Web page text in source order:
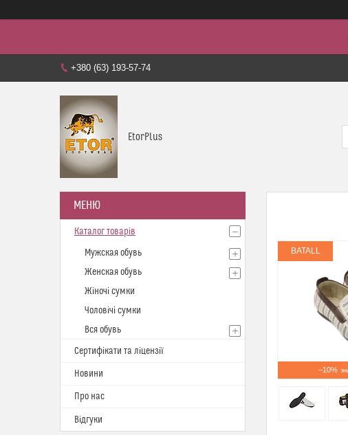
+380 (63) 193-57-74
EtorPlus
–10%
BATALL
Каталог товарів
Мужская обувь
Женская обувь
Жіночі сумки
Чоловічі сумки
Вся обувь
Сертифікати та ліцензії
Новини
Про нас
Відгуки